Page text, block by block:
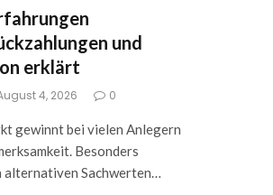
und
erklärt
4, 2026 0
gewinnt bei vielen Anlegern
Besonders
alternativen Sachwerten…